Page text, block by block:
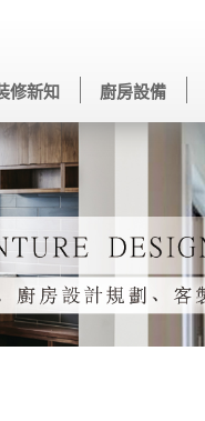
修新知 廚房設備